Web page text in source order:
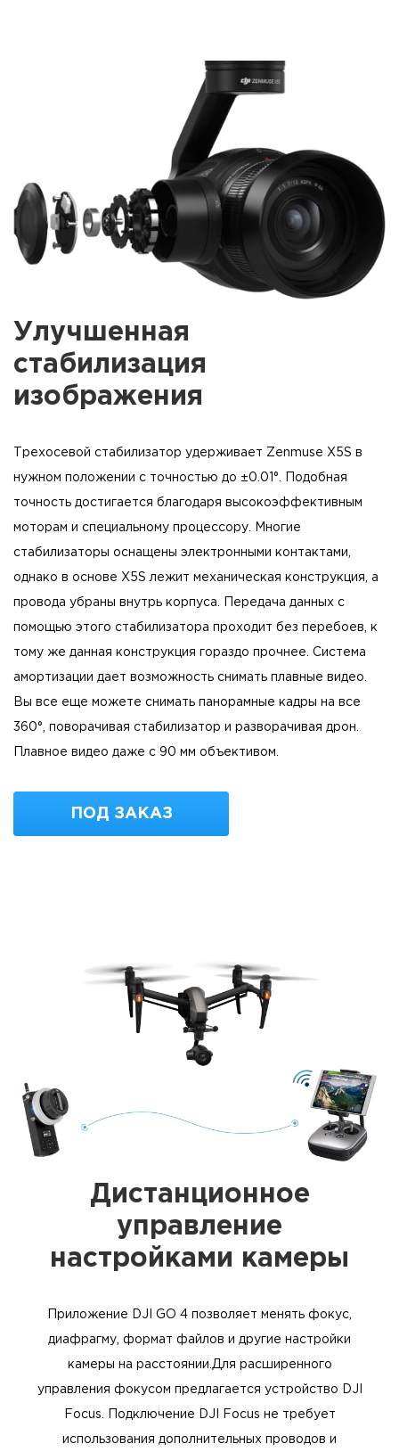
Улучшенная
стабилизация
изображения
Трехосевой стабилизатор удерживает Zenmuse X5S в
нужном положении с точностью до ±0.01°. Подобная
точность достигается благодаря высокоэффективным
моторам и специальному процессору. Многие
стабилизаторы оснащены электронными контактами,
однако в основе X5S лежит механическая конструкция, а
провода убраны внутрь корпуса. Передача данных с
помощью этого стабилизатора проходит без перебоев, к
тому же данная конструкция гораздо прочнее. Система
амортизации дает возможность снимать плавные видео.
Вы все еще можете снимать панорамные кадры на все
360°, поворачивая стабилизатор и разворачивая дрон.
Плавное видео даже с 90 мм объективом.
ПОД ЗАКАЗ
Дистанционное
управление
настройками камеры
Приложение DJI GO 4 позволяет менять фокус,
диафрагму, формат файлов и другие настройки
камеры на расстоянии.Для расширенного
управления фокусом предлагается устройство DJI
Focus. Подключение DJI Focus не требует
использования дополнительных проводов и